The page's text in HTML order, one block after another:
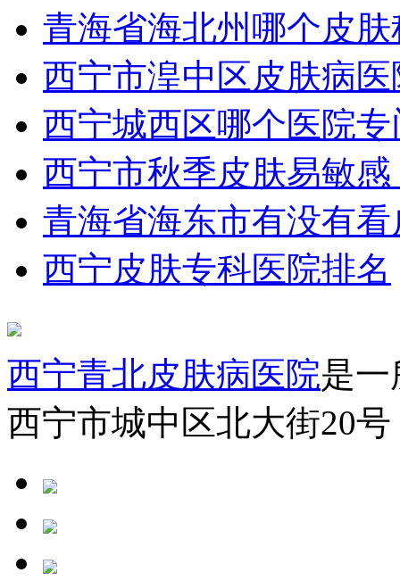
青海省海北州哪个皮
西宁市湟中区皮肤病
西宁城西区哪个医院
西宁市秋季皮肤易敏
青海省海东市有没有
西宁皮肤专科医院排名
西宁青北皮肤病医院是
西宁市城中区北大街20